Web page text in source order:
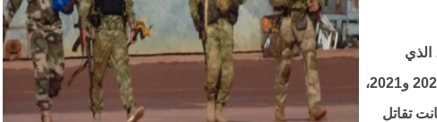
استولى على السلطة عبر انقلابين في عامي 2020 و2021،
تقاتل